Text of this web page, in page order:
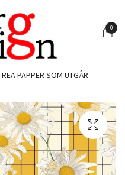
0
REA PAPPER SOM UTGÅR